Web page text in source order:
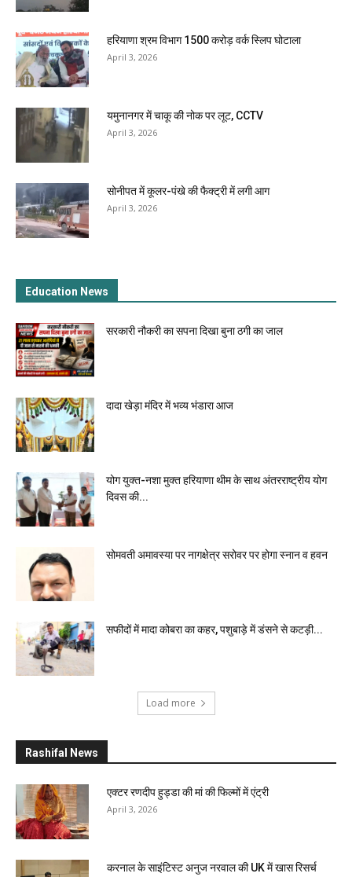
हरियाणा श्रम विभाग 1500 करोड़ वर्क स्लिप घोटाला
April 3, 2026
यमुनानगर में चाकू की नोक पर लूट, CCTV
April 3, 2026
सोनीपत में कूलर-पंखे की फैक्ट्री में लगी आग
April 3, 2026
Education News
सरकारी नौकरी का सपना दिखा बुना ठगी का जाल
दादा खेड़ा मंदिर में भव्य भंडारा आज
योग युक्त-नशा मुक्त हरियाणा थीम के साथ अंतरराष्ट्रीय योग
दिवस की...
सोमवती अमावस्या पर नागक्षेत्र सरोवर पर होगा स्नान व हवन
सफीदों में मादा कोबरा का कहर, पशुबाड़े में डंसने से कटड़ी...
Load more
Rashifal News
एक्टर रणदीप हुड्डा की मां की फिल्मों में एंट्री
April 3, 2026
करनाल के साइंटिस्ट अनुज नरवाल की UK में खास रिसर्च